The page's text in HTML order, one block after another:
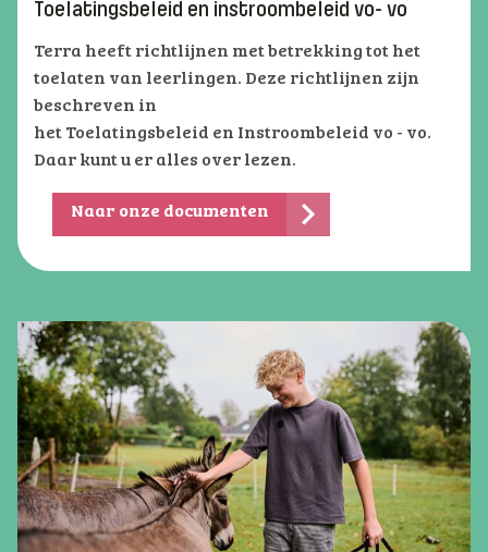
Toelatingsbeleid en instroombeleid vo- vo
Terra heeft richtlijnen met betrekking tot het
toelaten van leerlingen. Deze richtlijnen zijn
beschreven in
het Toelatingsbeleid en Instroombeleid vo - vo.
Daar kunt u er alles over lezen.
Naar onze documenten